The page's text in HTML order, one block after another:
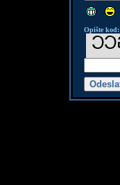
Opište kod: